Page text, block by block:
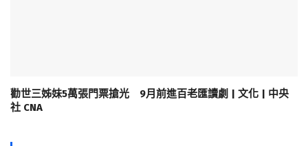
勸世三姊妹5萬張門票搶光 9月前進百老匯讀劇 | 文化 | 中央
社 CNA